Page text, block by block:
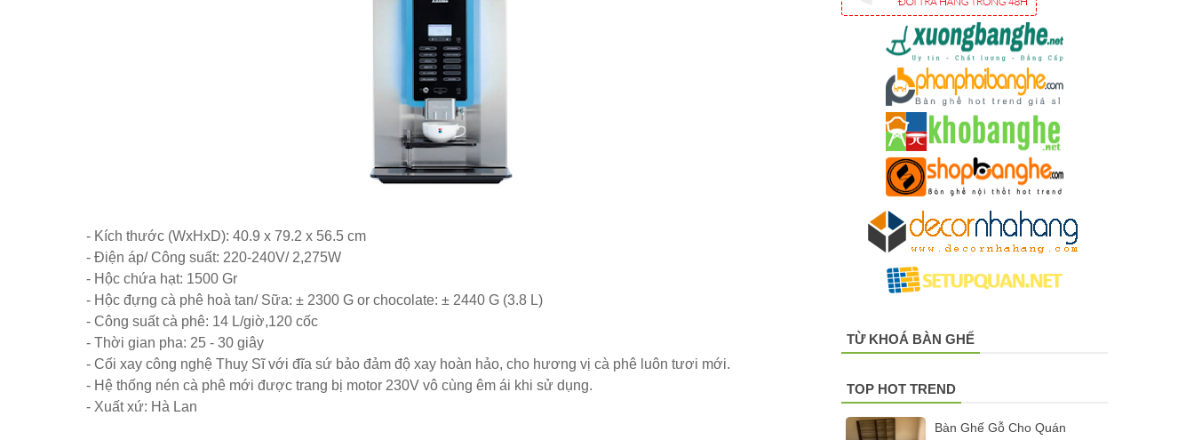
Bộ bàn ghế tiếp khách spa, nail, studio, văn phòng, căn hộ màu hồng
Tổng hợp các mẫu chân bàn cafe, chân bàn decor, chân bàn inox, chân bàn ăn hot trend 2023
Ghế Eames chân gỗ bọc vải bố xanh xám GLM27- ghế dành cho quán cafe, cửa hàng tại Tp.HCM
- Kích thước (WxHxD): 40.9 x 79.2 x 56.5 cm
- Điện áp/ Công suất: 220-240V/ 2,275W
- Hộc chứa hạt: 1500 Gr
- Hộc đựng cà phê hoà tan/ Sữa: ± 2300 G or chocolate: ± 2440 G (3.8 L)
- Công suất cà phê: 14 L/giờ,120 cốc
- Thời gian pha: 25 - 30 giây
- Cối xay công nghệ Thuỵ Sĩ với đĩa sứ bảo đảm độ xay hoàn hảo, cho hương vị cà phê luôn tươi mới.
- Hệ thống nén cà phê mới được trang bị motor 230V vô cùng êm ái khi sử dụng.
- Xuất xứ: Hà Lan
TỪ KHOÁ BÀN GHẾ
TOP HOT TREND
Bàn Ghế Gỗ Cho Quán